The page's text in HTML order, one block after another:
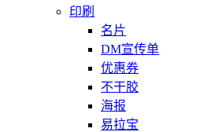
印刷
名片
DM宣传单
优惠券
不干胶
海报
易拉宝